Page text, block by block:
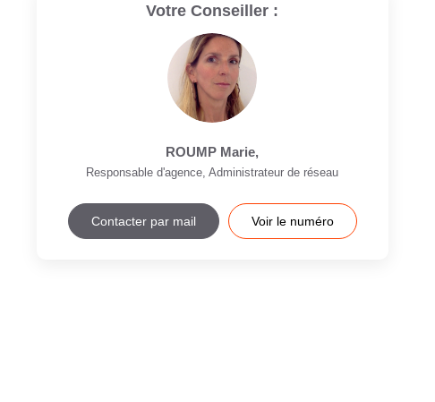
Votre Conseiller :
ROUMP Marie,
Responsable d'agence, Administrateur de réseau
Contacter par mail Voir le numéro